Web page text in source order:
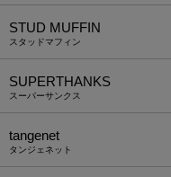
STUD MUFFIN
スタッドマフィン
SUPERTHANKS
スーパーサンクス
tangenet
タンジェネット